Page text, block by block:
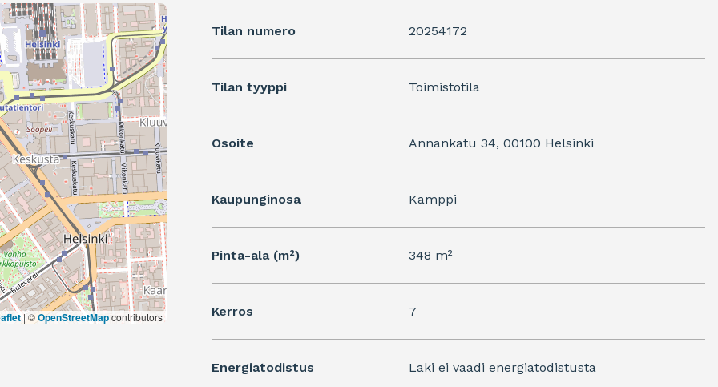
|©OpenStreetMapcontributors
Tilan numero 20254172
Tilan tyyppi Toimistotila
Osoite Annankatu 34, 00100 Helsinki
Kaupunginosa Kamppi
Pinta-ala (m²) 348 m²
Kerros 7
Energiatodistus Laki ei vaadi energiatodistusta